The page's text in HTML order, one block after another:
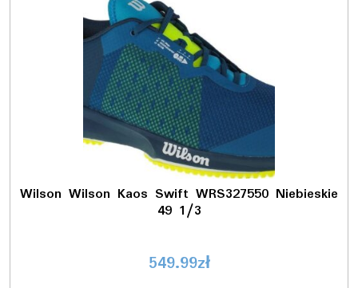
Wilson Wilson Kaos Swift WRS327550 Niebieskie
49 1/3
549.99zł